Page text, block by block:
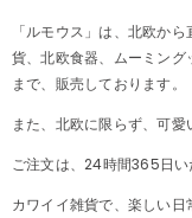
「ルモウス」は、北欧か
貨、北欧食器、ムーミン
まで、販売しております。
また、北欧に限らず、可愛
ご注文は、24時間365日い
カワイイ雑貨で、楽しい日